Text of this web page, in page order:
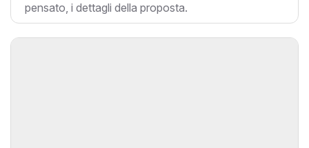
pensato, i dettagli della proposta.